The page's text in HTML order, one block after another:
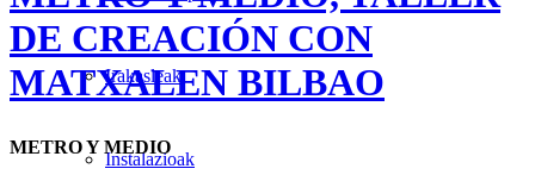
Irakasleak
Instalazioak
DE CREACIÓN CON
MATXALEN BILBAO
METRO Y MEDIO